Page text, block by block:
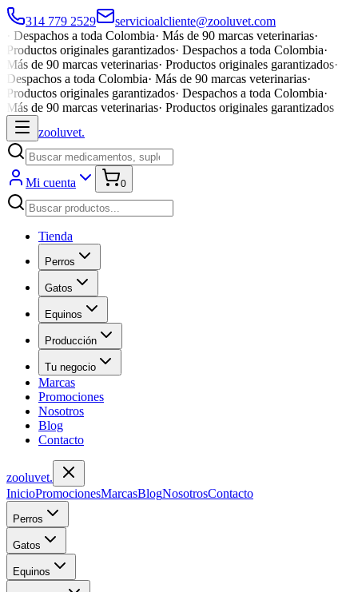
314 779 2529
servicioalcliente@zooluvet.com
Despachos a toda Colombia· Más de 90 marcas veterinarias·
Productos originales garantizados· Despachos a toda Colombia·
Más de 90 marcas veterinarias· Productos originales garantizados·
Despachos a toda Colombia· Más de 90 marcas veterinarias·
Productos originales garantizados· Despachos a toda Colombia·
Más de 90 marcas veterinarias· Productos originales garantizados
zooluvet.
Mi cuenta 0
Tienda
Perros
Gatos
Equinos
Producción
Tu negocio
Marcas
Promociones
Nosotros
Blog
Contacto
zooluvet.
InicioPromocionesMarcasBlogNosotrosContacto
Perros
Gatos
Equinos